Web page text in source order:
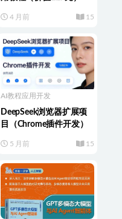
4 月前 15
AI教程 应用开发
DeepSeek浏览器扩展项
目（Chrome插件开发）
5 月前 15